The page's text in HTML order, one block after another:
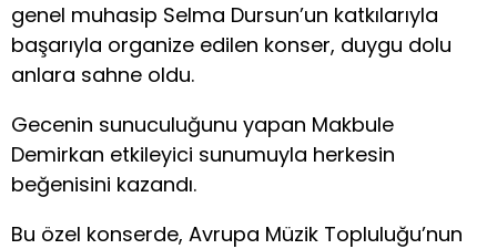
genel muhasip Selma Dursun’un katkılarıyla
başarıyla organize edilen konser, duygu dolu
anlara sahne oldu.
Gecenin sunuculuğunu yapan Makbule
Demirkan etkileyici sunumuyla herkesin
beğenisini kazandı.
Bu özel konserde, Avrupa Müzik Topluluğu’nun